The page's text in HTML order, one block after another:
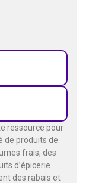
ressource pour
de produits de
frais, des
d’épicerie
des rabais et